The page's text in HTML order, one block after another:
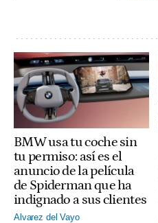
BMW usa tu coche sin
tu permiso: así es el
anuncio de la película
de Spiderman que ha
indignado a sus clientes
Alvarez del Vayo